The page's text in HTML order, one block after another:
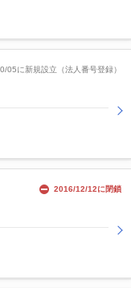
05に新規設立（法人番号登録）
2016/12/12に閉鎖